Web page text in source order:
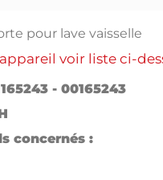
pour lave vaisselle
voir liste ci-
165243 - 00165243
concernés :